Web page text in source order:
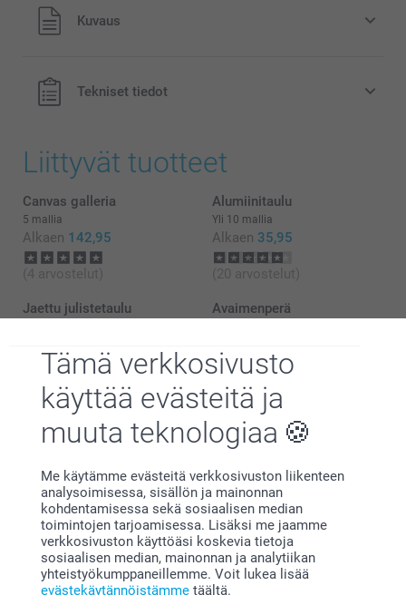
Tämä verkkosivusto
käyttää evästeitä ja
muuta teknologiaa
Me käytämme evästeitä verkkosivuston liikenteen
analysoimisessa, sisällön ja mainonnan
kohdentamisessa sekä sosiaalisen median
toimintojen tarjoamisessa. Lisäksi me jaamme
verkkosivuston käyttöäsi koskevia tietoja
sosiaalisen median, mainonnan ja analytiikan
yhteistyökumppaneillemme. Voit lukea lisää
evästekäytännöistämme täältä.
Kaikki hinnat ovat euroina, sisältävät arvonlisäveron ja
eivät sisällä postikuluja.
Kuvaus
Tekniset tiedot
Mitkä ovat sommitelmani Forex-levyjen tarkat mitat?
Liittyvät tuotteet
Canvas galleria
5 mallia
Alkaen 142,95
(4 arvostelut)
Alumiinitaulu
Yli 10 mallia
Alkaen 35,95
(20 arvostelut)
Jaettu julistetaulu Avaimenperä
Miksismartphoto